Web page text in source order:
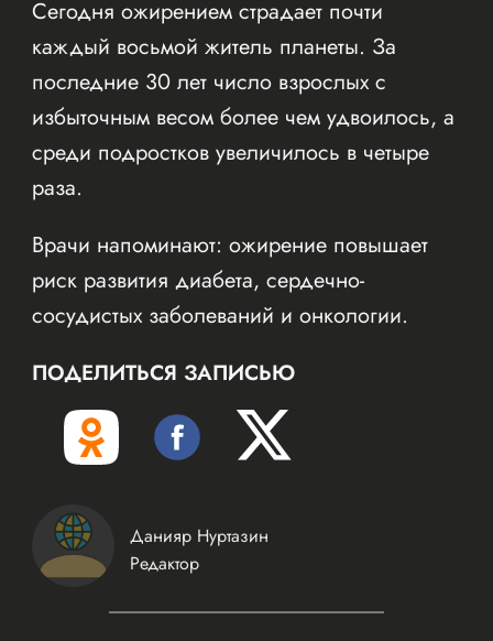
Сегодня ожирением страдает почти
каждый восьмой житель планеты. За
последние 30 лет число взрослых с
избыточным весом более чем удвоилось, а
среди подростков увеличилось в четыре
раза.
Врачи напоминают: ожирение повышает
риск развития диабета, сердечно-
сосудистых заболеваний и онкологии.
ПОДЕЛИТЬСЯ ЗАПИСЬЮ
Данияр Нуртазин
Редактор